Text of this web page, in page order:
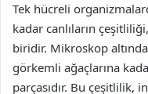
Tek hücreli
kadar canlıların
biridir. Mikroskop
görkemli ağaçlarına
parçasıdır. Bu çeşitlilik,